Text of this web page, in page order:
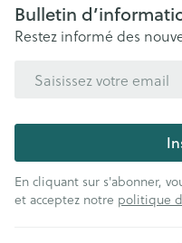
Bulletin
Restez informé des
En cliquant sur s'abonner,
et acceptez notre politique